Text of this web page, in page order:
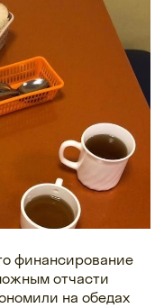
финансирование
отчасти
на обедах